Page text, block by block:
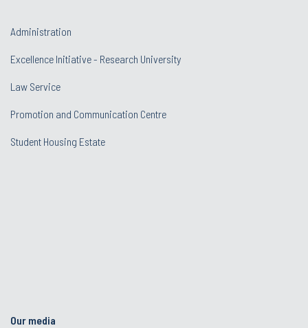
Administration
Excellence Initiative - Research University
Law Service
Promotion and Communication Centre
Student Housing Estate
Our media